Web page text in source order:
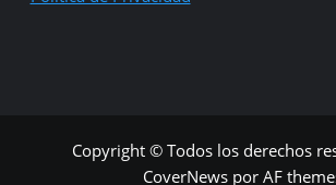
Copyright © Todos los derechos
CoverNewspor AF